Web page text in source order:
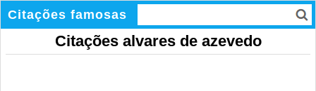
Citações famosas
Citações alvares de azevedo